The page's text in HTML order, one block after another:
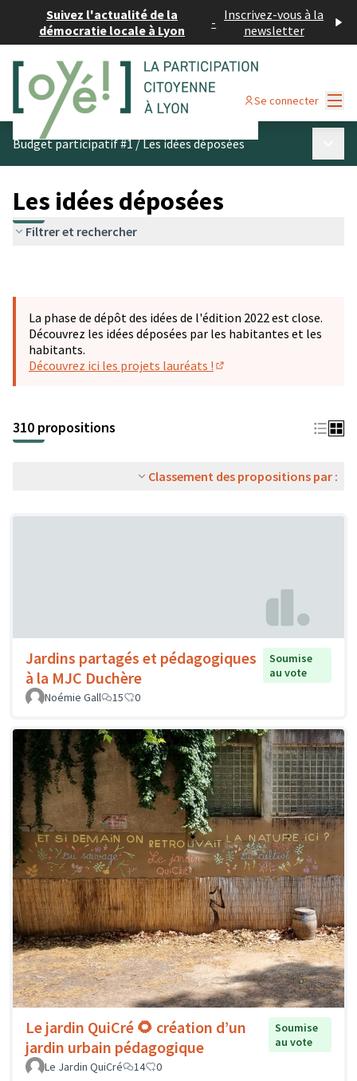
Suivez l'actualité de la
démocratie locale à Lyon
- Inscrivez-vous à la
newsletter
Se connecter
Budget participatif #1/Les idées déposées
Les idées déposées
Filtrer et rechercher
La phase de dépôt des idées de l'édition 2022 est close.
Découvrez les idées déposées par les habitantes et les
habitants.
Découvrez ici les projets lauréats !
310 propositions
Classement des propositions par :
Jardins partagés et pédagogiques
à la MJC Duchère
Soumise
au vote
Noémie Gall
15 0
Le jardin QuiCré 🌻 création d’un
jardin urbain pédagogique
Soumise
au vote
Le Jardin QuiCré
14 0